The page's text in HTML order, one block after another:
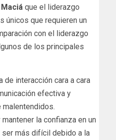
que el liderazgo
únicos que requieren un
con el liderazgo
de los principales
de interacción cara a cara
efectiva y
malentendidos.
la confianza en un
más difícil debido a la